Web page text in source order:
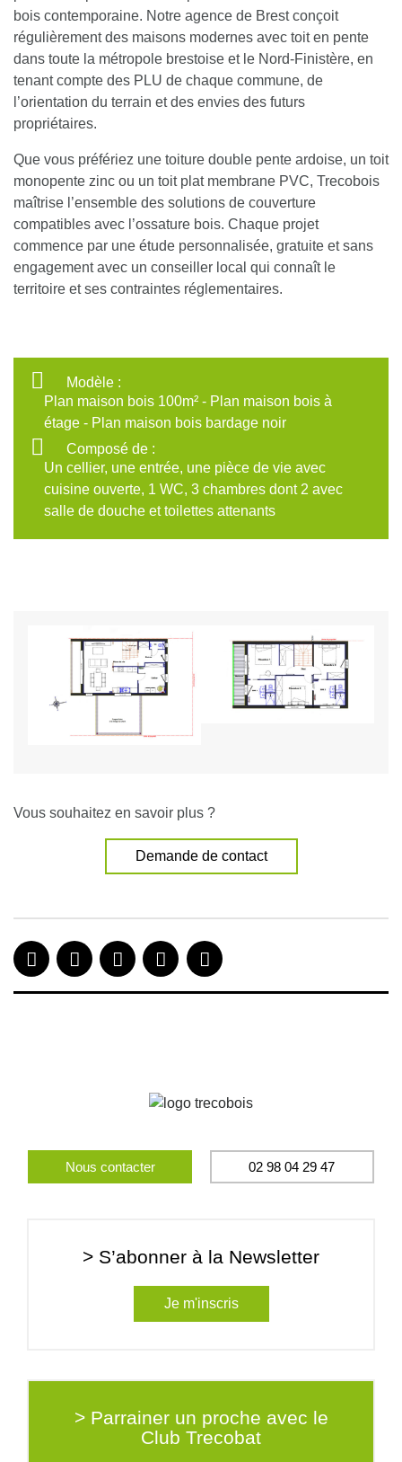
bois contemporaine. Notre agence de Brest conçoit
régulièrement des maisons modernes avec toit en pente
dans toute la métropole brestoise et le Nord-Finistère, en
tenant compte des PLU de chaque commune, de
l’orientation du terrain et des envies des futurs
propriétaires.
Que vous préfériez une toiture double pente ardoise, un toit
monopente zinc ou un toit plat membrane PVC, Trecobois
maîtrise l’ensemble des solutions de couverture
compatibles avec l’ossature bois. Chaque projet
commence par une étude personnalisée, gratuite et sans
engagement avec un conseiller local qui connaît le
territoire et ses contraintes réglementaires.
Modèle :
Plan maison bois 100m² - Plan maison bois à
étage - Plan maison bois bardage noir
Composé de :
Un cellier, une entrée, une pièce de vie avec
cuisine ouverte, 1 WC, 3 chambres dont 2 avec
salle de douche et toilettes attenants
Vous souhaitez en savoir plus ?
Demande de contact
Nous contacter 02 98 04 29 47
> S’abonner à la Newsletter
Je m'inscris
> Parrainer un proche avec le
Club Trecobat